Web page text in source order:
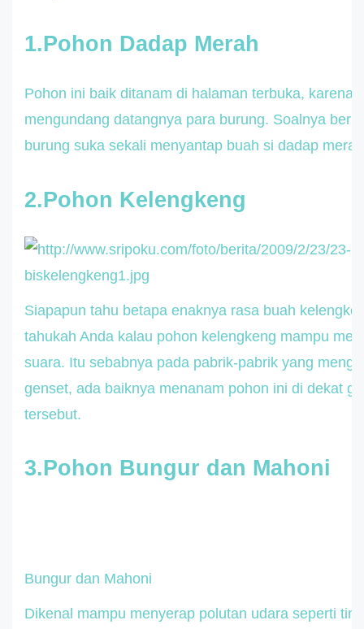
1.Pohon Dadap Merah
Pohon ini baik ditanam di halaman terbuka, karena
mengundang datangnya para burung. Soalnya
burung suka sekali menyantap buah si dadap
2.Pohon Kelengkeng
Siapapun tahu betapa enaknya rasa buah
tahukah Anda kalau pohon kelengkeng mampu
suara. Itu sebabnya pada pabrik-pabrik yang
genset, ada baiknya menanam pohon ini di dekat
tersebut.
3.Pohon Bungur dan Mahoni
Bungur dan Mahoni
Dikenal mampu menyerap polutan udara seperti